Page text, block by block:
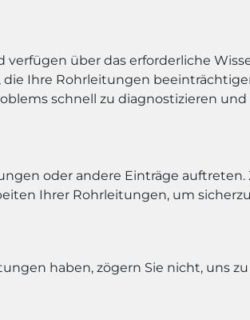
über das erforderliche
Ihre Rohrleitungen
schnell zu diagnostizieren und
oder andere Einträge auftreten.
Ihrer Rohrleitungen, um
haben, zögern Sie nicht, uns